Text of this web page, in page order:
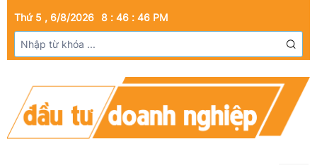
Thứ 5 , 6/8/2026 8 : 46 : 47PM